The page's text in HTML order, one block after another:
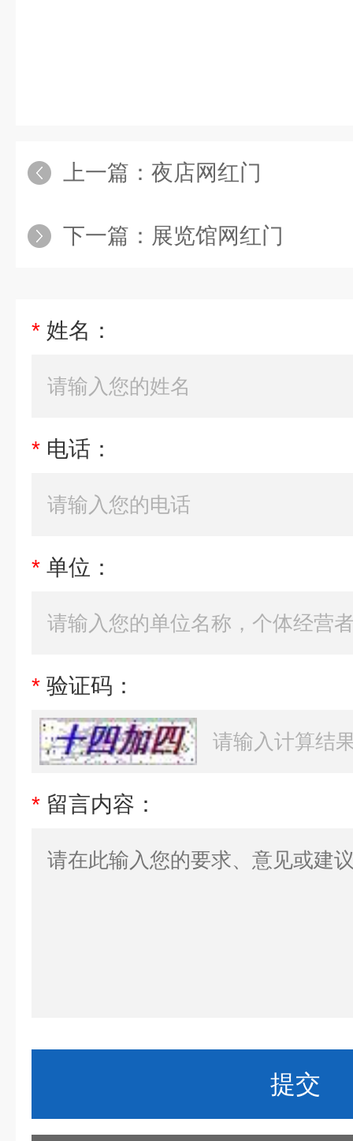
上一篇： 夜店网红门
下一篇： 展览馆网红门
* 姓名：
* 电话：
* 单位：
* 验证码：
* 留言内容：